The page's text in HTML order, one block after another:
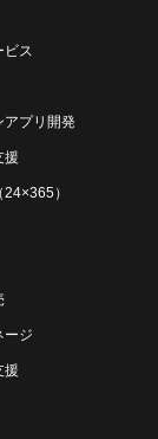
ビス
アプリ開発
援
）
ージ
援